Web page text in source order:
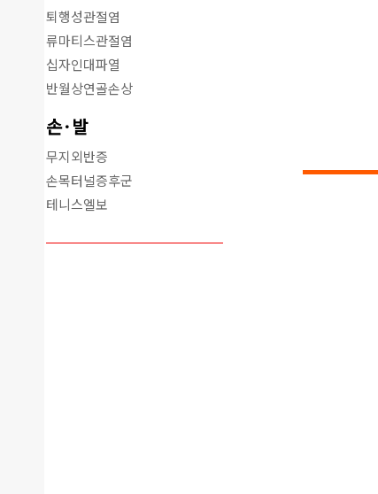
퇴행성관절염
류마티스관절염
십자인대파열
반월상연골손상
손·발
무지외반증
손목터널증후군
테니스엘보